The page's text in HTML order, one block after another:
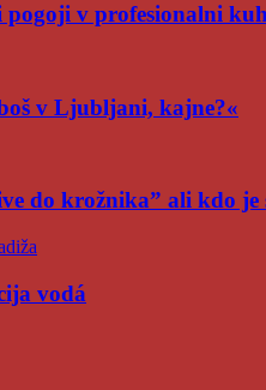
pogoji v profesionalni
v Ljubljani, kajne?«
do krožnika” ali kdo je
vodá